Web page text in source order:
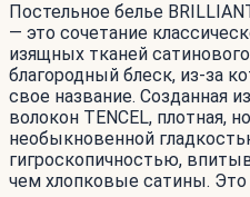
Постельное белье
— это сочетание
изящных тканей
благородный блеск, из-за
свое название. Созданная
волокон TENCEL, плотная,
необыкновенной
гигроскопичностью,
чем хлопковые сатины.